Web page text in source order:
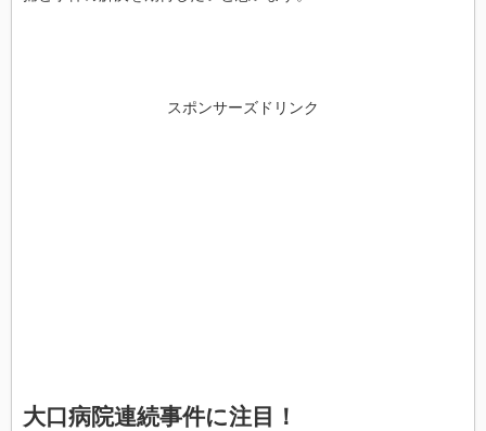
スポンサーズドリンク
大口病院連続事件に注目！